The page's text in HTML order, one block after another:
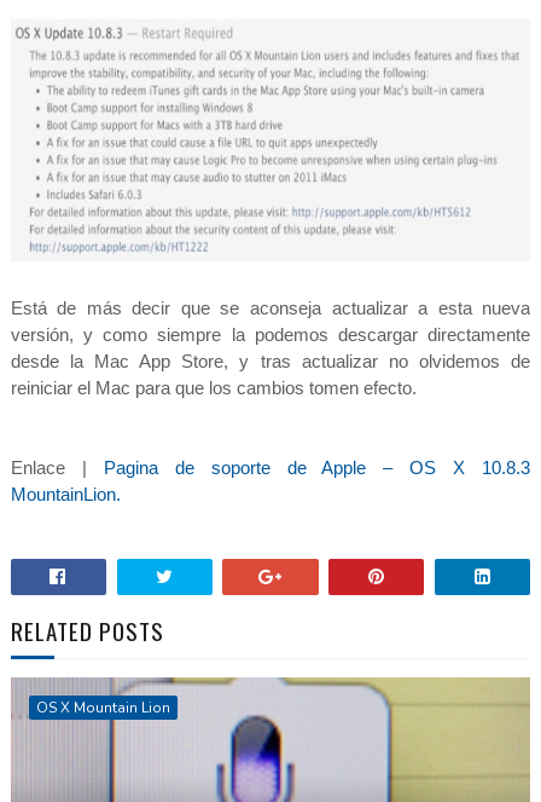
Está de más decir que se aconseja actualizar a esta nueva
versión, y como siempre la podemos descargar directamente
desde la Mac App Store, y tras actualizar no olvidemos de
reiniciar el Mac para que los cambios tomen efecto.
Enlace | Pagina de soporte de Apple – OS X 10.8.3
MountainLion.
RELATED POSTS
OS X Mountain Lion